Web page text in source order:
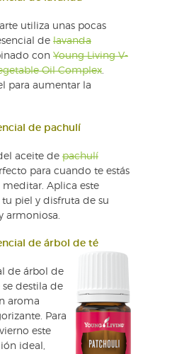
utiliza unas pocas
de lavanda
con Young Living V-
Oil Complex
para aumentar la
de pachulí
aceite de pachulí
para cuando te estás
meditar. Aplica este
piel y disfruta de su
armoniosa.
de árbol de té
de árbol de
se destila de
aroma
Para
este
ideal,